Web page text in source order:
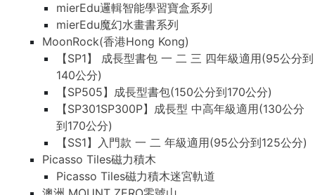
mierEdu邏輯智能學習寶盒系列
mierEdu魔幻水畫書系列
MoonRock(香港Hong Kong)
【SP1】 成長型書包 一 二 三 四年級適用(95公分到
140公分)
【SP505】成長型書包(150公分到170公分)
【SP301SP300P】成長型 中高年級適用(130公分
到170公分)
【SS1】入門款 一 二 年級適用(95公分到125公分)
Picasso Tiles磁力積木
Picasso Tiles磁力積木迷宮軌道